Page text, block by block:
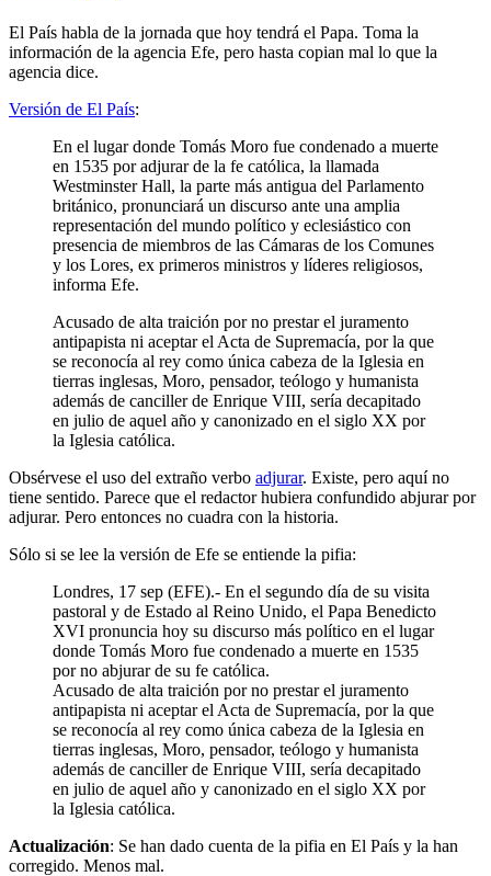
El País habla de la jornada que hoy tendrá el Papa. Toma la
información de la agencia Efe, pero hasta copian mal lo que la
agencia dice.
Versión de El País:
En el lugar donde Tomás Moro fue condenado a muerte
en 1535 por adjurar de la fe católica, la llamada
Westminster Hall, la parte más antigua del Parlamento
británico, pronunciará un discurso ante una amplia
representación del mundo político y eclesiástico con
presencia de miembros de las Cámaras de los Comunes
y los Lores, ex primeros ministros y líderes religiosos,
informa Efe.
Acusado de alta traición por no prestar el juramento
antipapista ni aceptar el Acta de Supremacía, por la que
se reconocía al rey como única cabeza de la Iglesia en
tierras inglesas, Moro, pensador, teólogo y humanista
además de canciller de Enrique VIII, sería decapitado
en julio de aquel año y canonizado en el siglo XX por
la Iglesia católica.
Obsérvese el uso del extraño verbo adjurar. Existe, pero aquí no
tiene sentido. Parece que el redactor hubiera confundido abjurar por
adjurar. Pero entonces no cuadra con la historia.
Sólo si se lee la versión de Efe se entiende la pifia:
Londres, 17 sep (EFE).- En el segundo día de su visita
pastoral y de Estado al Reino Unido, el Papa Benedicto
XVI pronuncia hoy su discurso más político en el lugar
donde Tomás Moro fue condenado a muerte en 1535
por no abjurar de su fe católica.
Acusado de alta traición por no prestar el juramento
antipapista ni aceptar el Acta de Supremacía, por la que
se reconocía al rey como única cabeza de la Iglesia en
tierras inglesas, Moro, pensador, teólogo y humanista
además de canciller de Enrique VIII, sería decapitado
en julio de aquel año y canonizado en el siglo XX por
la Iglesia católica.
Actualización: Se han dado cuenta de la pifia en El País y la han
corregido. Menos mal.